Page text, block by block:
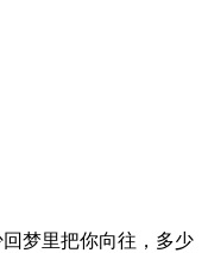
梦里把你向往，多少